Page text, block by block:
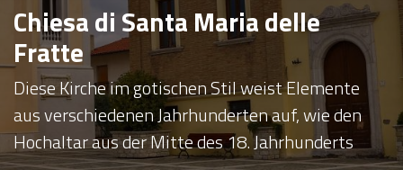
Chiesa di Santa Maria delle
Fratte
Diese Kirche im gotischen Stil weist Elemente
aus verschiedenen Jahrhunderten auf, wie den
Hochaltar aus der Mitte des 18. Jahrhunderts